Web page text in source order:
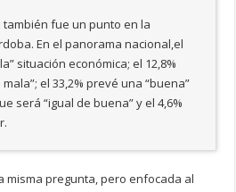
también fue un punto en la
En el panorama nacional,el
situación económica; el 12,8%
el 33,2% prevé una “buena”
será “igual de buena” y el 4,6%
misma pregunta, pero enfocada al